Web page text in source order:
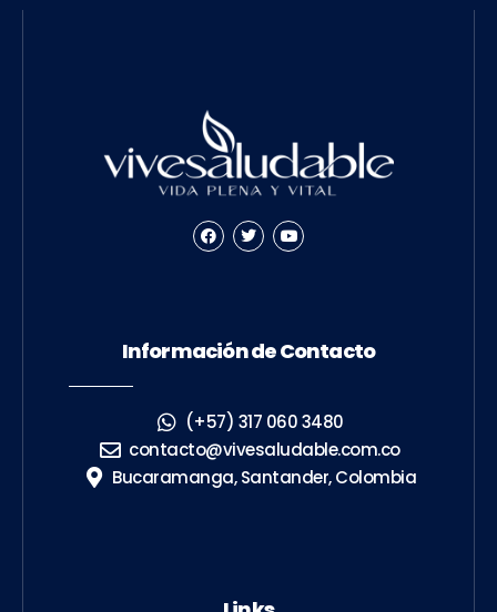
Información de Contacto
(+57) 317 060 3480
contacto@vivesaludable.com.co
Bucaramanga, Santander, Colombia